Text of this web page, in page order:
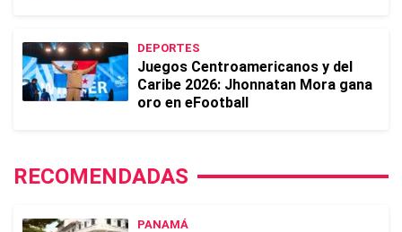
DEPORTES
Juegos Centroamericanos y del
Caribe 2026: Jhonnatan Mora gana
oro en eFootball
RECOMENDADAS
PANAMÁ